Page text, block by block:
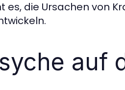
die Ursachen von
auf